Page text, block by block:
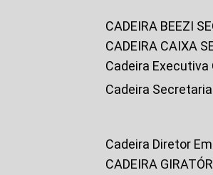
CADEIRA BEEZI
CADEIRA CAIXA
Cadeira
Cadeira
Cadeira Diretor
CADEIRA